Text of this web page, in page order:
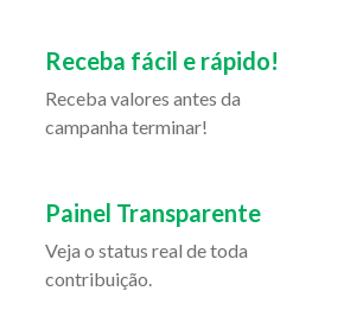
Receba fácil e rápido!
Receba valores antes da
campanha terminar!
Painel Transparente
Veja o status real de toda
contribuição.